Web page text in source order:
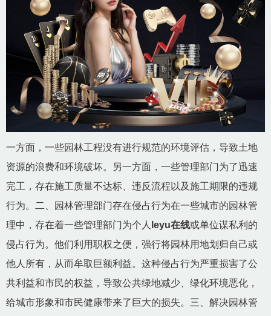
一方面，一些园林工程没有进行规范的环境评估，导致土地
资源的浪费和环境破坏。另一方面，一些管理部门为了迅速
完工，存在施工质量不达标、违反流程以及施工期限的违规
行为。二、园林管理部门存在侵占行为在一些城市的园林管
理中，存在着一些管理部门为个人 leyu在线或单位谋私利的
侵占行为。他们利用职权之便，强行将园林用地划归自己或
他人所有，从而牟取巨额利益。这种侵占行为严重损害了公
共利益和市民的权益，导致公共绿地减少、绿化环境恶化，
给城市形象和市民健康带来了巨大的损失。三、解决园林管